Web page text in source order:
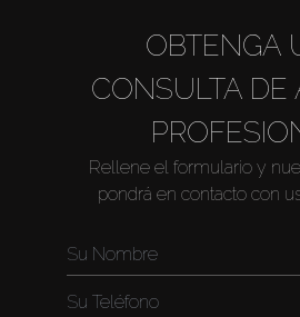
Comprar
Alquilar
OBTENGA
CONSULTA DE
Rellene el formulario y
pondrá en contacto con